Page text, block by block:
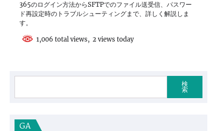
365のログイン方法からSFTPでのファイル送受信、パスワー
ド再設定時のトラブルシューティングまで、詳しく解説しま
す。
1,006 total views, 2 views today
検
索
GA